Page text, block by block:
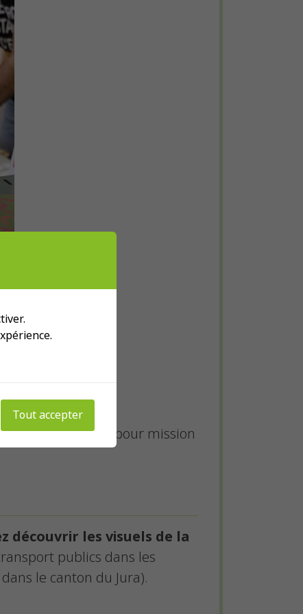
deREPERqui a pour mission
découvrir les visuels de la
publics dans les
le canton du Jura).
Tout accepter